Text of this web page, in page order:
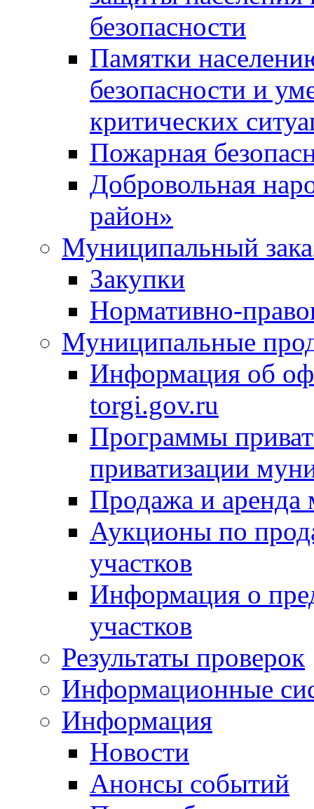
безопасности
Памятки
безопасности и
критических
Пожарная
Добровольная
район»
Муниципальный
Закупки
Нормативно-
Муниципальные
Информация об
torgi.gov.ru
Программы
приватизации
Продажа и аренда
Аукционы по
участков
Информация о
участков
Результаты проверок
Информационные
Информация
Новости
Анонсы событий